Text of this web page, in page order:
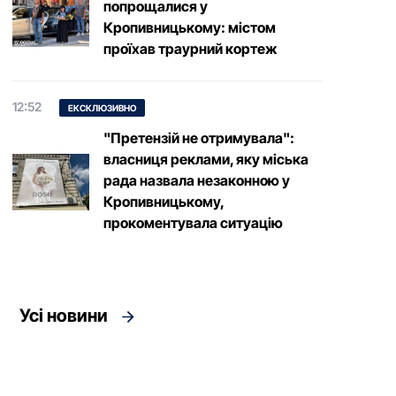
попрощалися у
Кропивницькому: містом
проїхав траурний кортеж
12:52 ЕКСКЛЮЗИВНО
"Претензій не отримувала":
власниця реклами, яку міська
рада назвала незаконною у
Кропивницькому,
прокоментувала ситуацію
Усі новини